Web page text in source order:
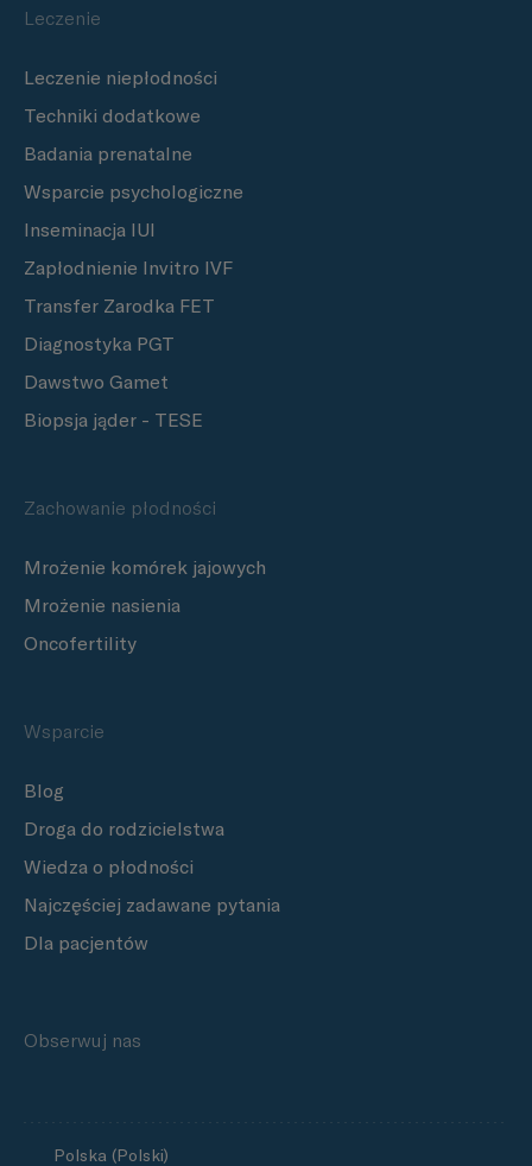
Leczenie
Leczenie niepłodności
Techniki dodatkowe
Badania prenatalne
Wsparcie psychologiczne
Inseminacja IUI
Zapłodnienie Invitro IVF
Transfer Zarodka FET
Diagnostyka PGT
Dawstwo Gamet
Biopsja jąder - TESE
Zachowanie płodności
Mrożenie komórek jajowych
Mrożenie nasienia
Oncofertility
Wsparcie
Blog
Droga do rodzicielstwa
Wiedza o płodności
Najczęściej zadawane pytania
Dla pacjentów
Obserwuj nas
Polska (Polski)